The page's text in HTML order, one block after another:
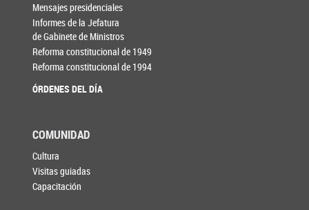
Mensajes presidenciales
Informes de la Jefatura
de Gabinete de Ministros
Reforma constitucional de 1949
Reforma constitucional de 1994
ÓRDENES DEL DÍA
COMUNIDAD
Cultura
Visitas guiadas
Capacitación